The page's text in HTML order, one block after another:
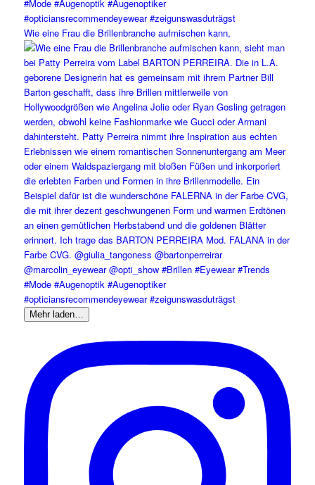
Wie eine Frau die Brillenbranche aufmischen kann,
Mehr laden…